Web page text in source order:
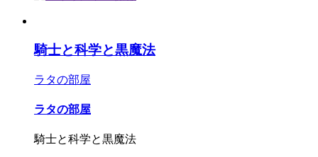
騎士と科学と黒魔法
ラタの部屋
ラタの部屋
騎士と科学と黒魔法